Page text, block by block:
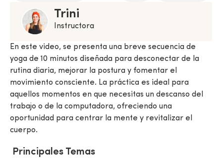
Trini
Instructora
En este video, se presenta una breve secuencia de
yoga de 10 minutos diseñada para desconectar de la
rutina diaria, mejorar la postura y fomentar el
movimiento consciente. La práctica es ideal para
aquellos momentos en que necesitas un descanso del
trabajo o de la computadora, ofreciendo una
oportunidad para centrar la mente y revitalizar el
cuerpo.
Principales Temas